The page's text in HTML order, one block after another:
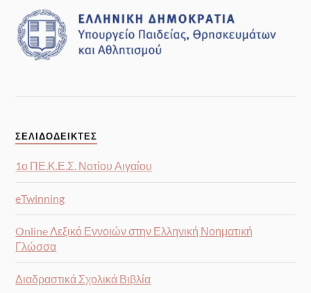
ΣΕΛΙΔΟΔΕΊΚΤΕΣ
1ο ΠΕ.Κ.Ε.Σ. Νοτίου Αιγαίου
eTwinning
Online Λεξικό Εννοιών στην Ελληνική Νοηματική
Γλώσσα
Διαδραστικά Σχολικά Βιβλία